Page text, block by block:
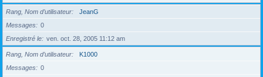
Rang, Nom d’utilisateur
JeanG
Messages
0
Enregistré le
ven. oct. 28, 2005 11:12 am
Rang, Nom d’utilisateur
K1000
Messages
0